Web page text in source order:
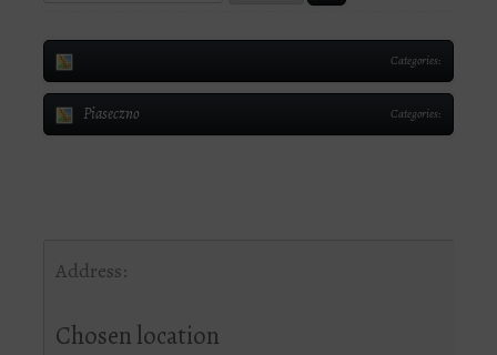
Categories:
Piaseczno Categories:
Address:
Chosen location